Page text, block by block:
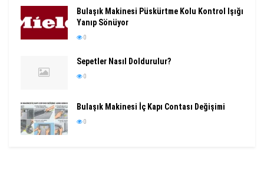
Bulaşık Makinesi Püskürtme Kolu Kontrol Işığı
Yanıp Sönüyor
0
Sepetler Nasıl Doldurulur?
0
Bulaşık Makinesi İç Kapı Contası Değişimi
0